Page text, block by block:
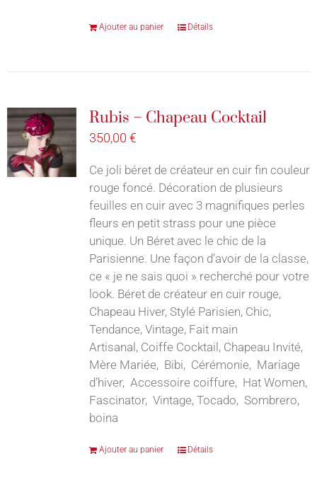
Ajouter au panier Détails
Rubis – Chapeau Cocktail
350,00 €
Ce joli béret de créateur en cuir fin couleur
rouge foncé. Décoration de plusieurs
feuilles en cuir avec 3 magnifiques perles
fleurs en petit strass pour une pièce
unique. Un Béret avec le chic de la
Parisienne. Une façon d’avoir de la classe,
ce « je ne sais quoi » recherché pour votre
look. Béret de créateur en cuir rouge,
Chapeau Hiver, Stylé Parisien, Chic,
Tendance, Vintage, Fait main
Artisanal, Coiffe Cocktail, Chapeau Invité,
Mère Mariée, Bibi, Cérémonie, Mariage
d’hiver, Accessoire coiffure, Hat Women,
Fascinator, Vintage, Tocado, Sombrero,
boina
Ajouter au panier Détails